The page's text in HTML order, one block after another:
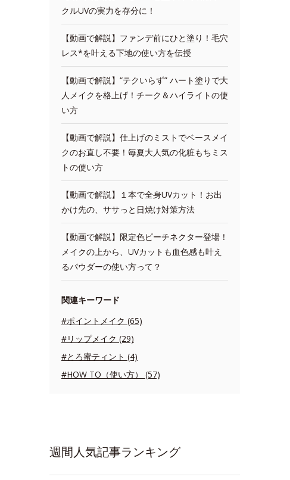
クルUVの実力を存分に！
【動画で解説】ファンデ前にひと塗り！毛穴
レス*を叶える下地の使い方を伝授
【動画で解説】“テクいらず” ハート塗りで大
人メイクを格上げ！チーク＆ハイライトの使
い方
【動画で解説】仕上げのミストでベースメイ
クのお直し不要！毎夏大人気の化粧もちミス
トの使い方
【動画で解説】１本で全身UVカット！お出
かけ先の、ササっと日焼け対策方法
【動画で解説】限定色ピーチネクター登場！
メイクの上から、UVカットも血色感も叶え
るパウダーの使い方って？
関連キーワード
#ポイントメイク (65)
#リップメイク (29)
#とろ蜜ティント (4)
#HOW TO（使い方） (57)
週間人気記事ランキング